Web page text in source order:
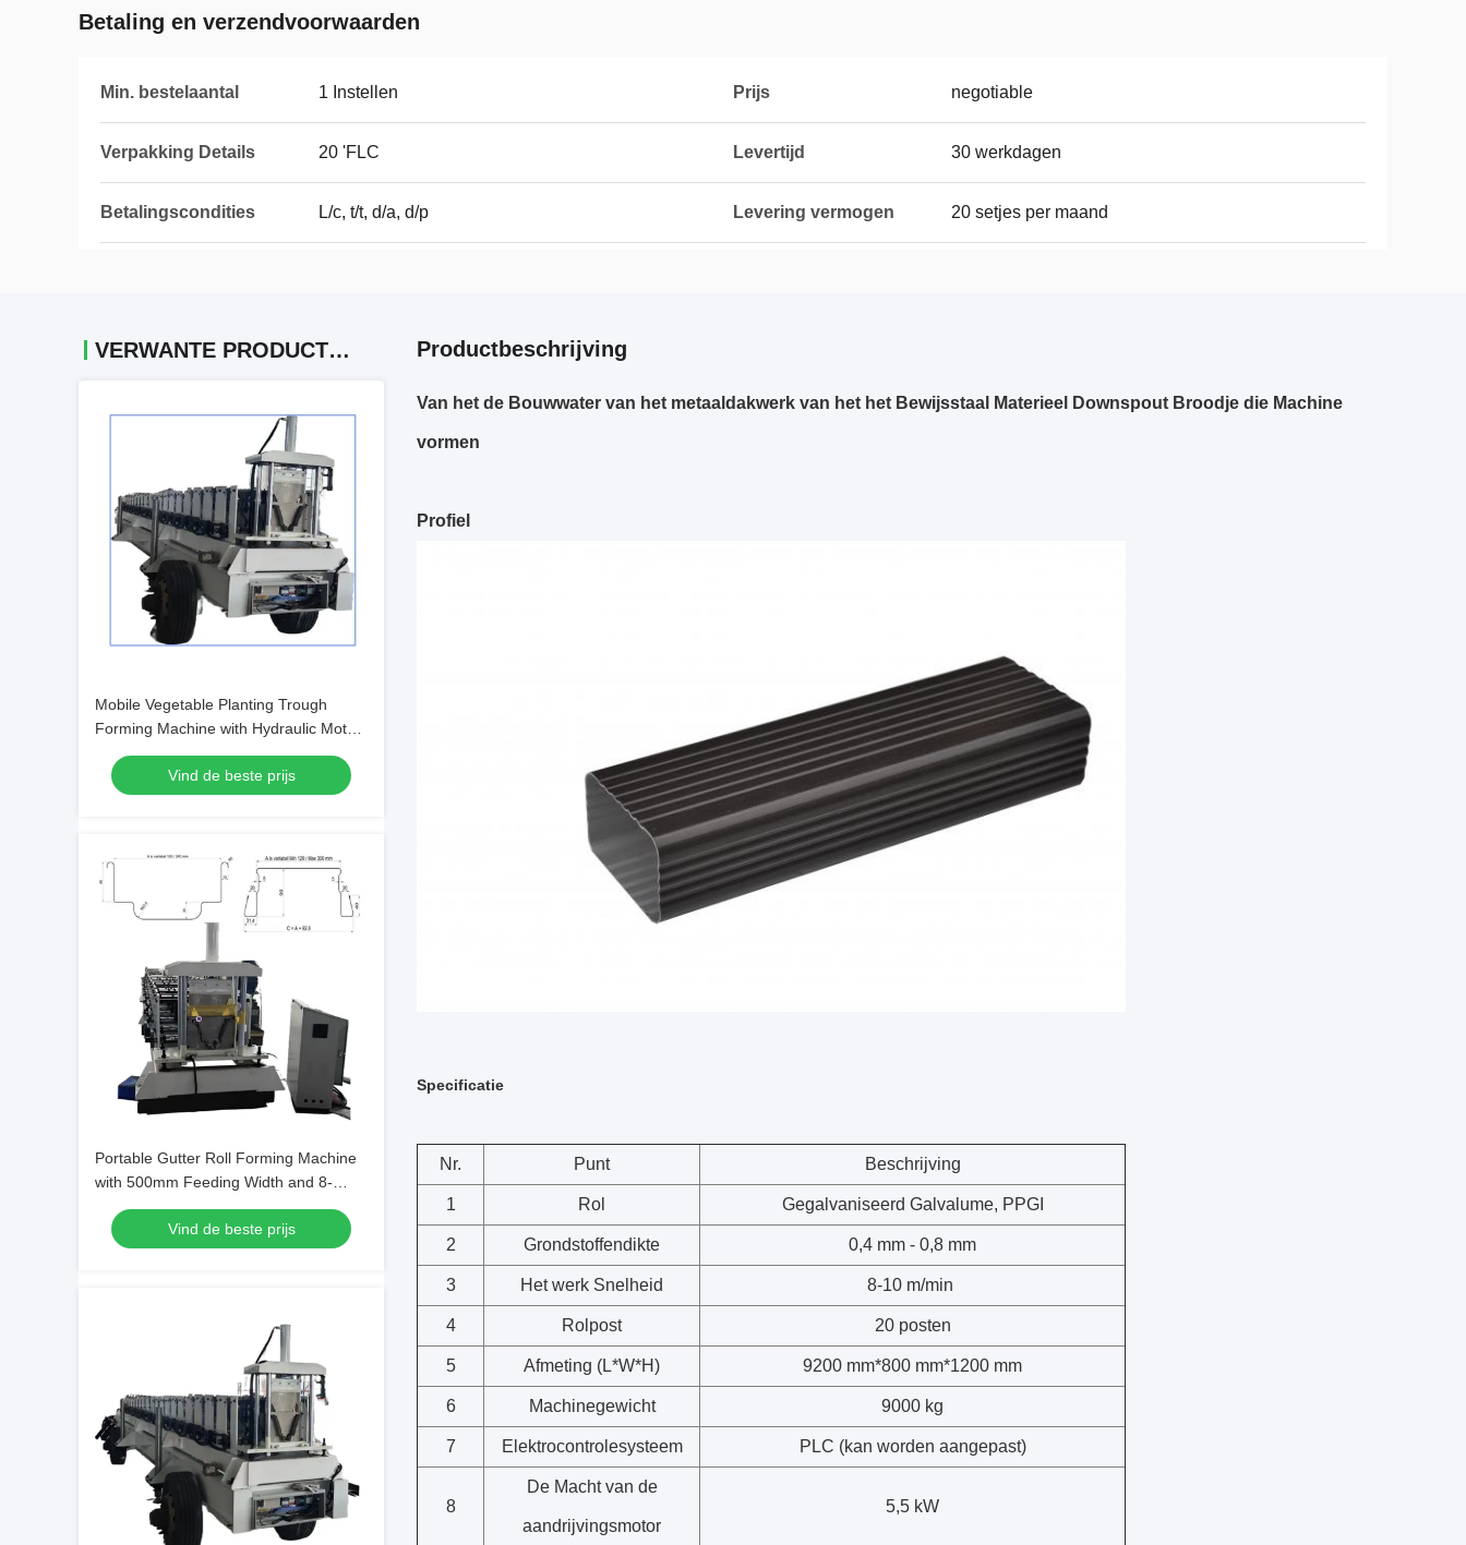
Betaling en verzendvoorwaarden
Min. bestelaantal 1 Instellen Prijs negotiable
Verpakking Details 20 'FLC Levertijd 30 werkdagen
Betalingscondities L/c, t/t, d/a, d/p Levering vermogen 20 setjes per maand
VERWANTE PRODUCTEN
Mobile Vegetable Planting Trough
Forming Machine with Hydraulic Motor
5.5KW and 8-15m/min Production
Capacity for Greenhouse Vegetable
Cultivation
Vind de beste prijs
Portable Gutter Roll Forming Machine
with 500mm Feeding Width and 8-
15m/min Production Capacity for
Various Growing Methods
Vind de beste prijs
Productbeschrijving
Van het de Bouwwater van het metaaldakwerk van het het Bewijsstaal Materieel Downspout Broodje die Machine
vormen
Profiel
Specificatie
Nr. Punt Beschrijving
1 Rol Gegalvaniseerd Galvalume, PPGI
2 Grondstoffendikte 0,4 mm - 0,8 mm
3 Het werk Snelheid 8-10 m/min
4 Rolpost 20 posten
5 Afmeting (L*W*H) 9200 mm*800 mm*1200 mm
6 Machinegewicht 9000 kg
7 Elektrocontrolesysteem PLC (kan worden aangepast)
8
De Macht van de
aandrijvingsmotor
5,5 kW